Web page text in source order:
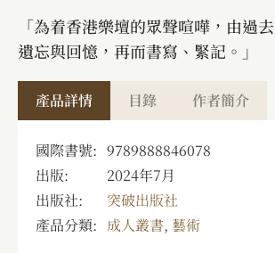
「為着香港樂壇的眾聲喧嘩，由過
遺忘與回憶，再而書寫、緊記。」
產品詳情 目錄 作者簡介
國際書號: 9789888846078
出版:
2024年7月
出版社:
突破出版社
產品分類: 成人叢書, 藝術